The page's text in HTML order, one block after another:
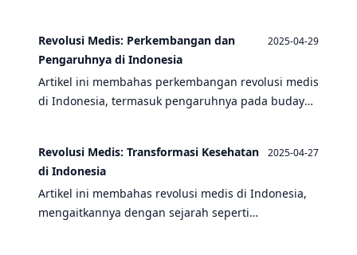
Revolusi Medis: Perkembangan dan
Pengaruhnya di Indonesia
2025-04-29
Artikel ini membahas perkembangan revolusi medis
di Indonesia, termasuk pengaruhnya pada budaya
Peristiwa Bandung Lautan Api.
Revolusi Medis: Transformasi Kesehatan
di Indonesia
2025-04-27
Artikel ini membahas revolusi medis di Indonesia,
mengaitkannya dengan sejarah seperti